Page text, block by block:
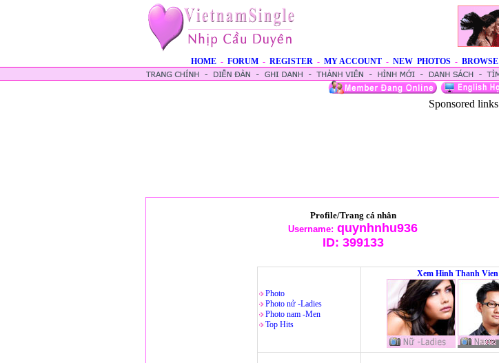
HOME - FORUM - REGISTER - MY ACCOUNT - NEW PHOTOS - BROWSE
Sponsored links
Profile/Trang cá nhân
Username: quynhnhu936
ID: 399133
Photo
Photo nử -Ladies
Photo nam -Men
Top Hits
Xem Hinh Thanh Vien